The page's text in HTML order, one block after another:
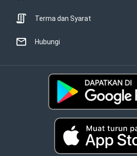
Terma dan Syarat
Hubungi